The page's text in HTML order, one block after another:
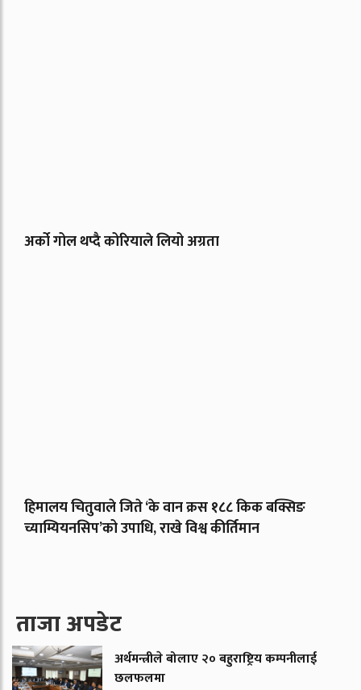
अर्को गोल थप्दै कोरियाले लियो अग्रता
हिमालय चितुवाले जिते ‘के वान क्रस १८८ किक बक्सिङ
च्याम्यियनसिप’को उपाधि, राखे विश्व कीर्तिमान
ताजा अपडेट
अर्थमन्त्रीले बोलाए २० बहुराष्ट्रिय कम्पनीलाई
छलफलमा